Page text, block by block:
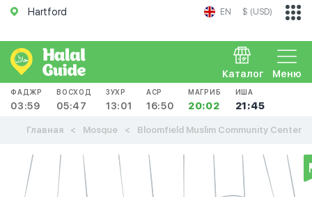
Hartford EN $ (USD)
Меню
Каталог
ФАДЖР
03:59
ВОСХОД
05:47
ЗУХР
13:01
АСР
16:50
МАГРИБ
20:02
ИША
21:45
Главная Mosque Bloomfield Muslim Community Center